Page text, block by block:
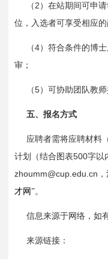
（ 2 ）在站期间可申
位，入选者可享受相应的
（4）符合条件的博
审；
（5）可协助团队教
五、报名方式
应聘者需将应聘材料
计划（结合图表500字以
zhoumm@cup.edu.cn
才网”。
信息来源于网络，如
来源链接：